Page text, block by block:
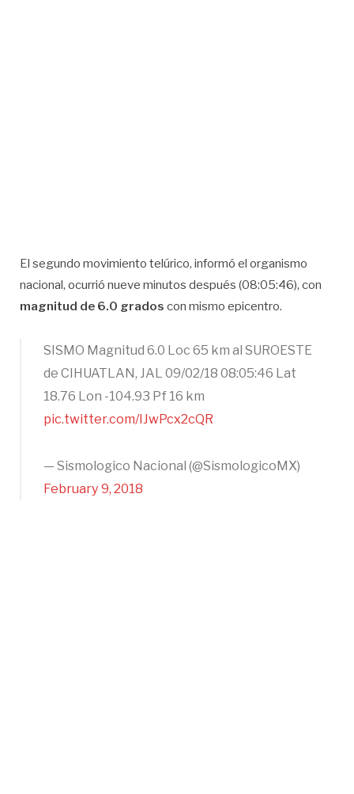
El segundo movimiento telúrico, informó el organismo
nacional, ocurrió nueve minutos después (08:05:46), con
magnitud de 6.0 grados con mismo epicentro.
SISMO Magnitud 6.0 Loc 65 km al SUROESTE
de CIHUATLAN, JAL 09/02/18 08:05:46 Lat
18.76 Lon -104.93 Pf 16 km
pic.twitter.com/IJwPcx2cQR
— Sismologico Nacional (@SismologicoMX)
February 9, 2018